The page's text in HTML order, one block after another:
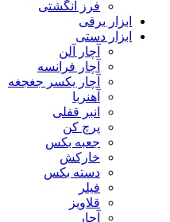
فرز انگشتی
ابزار برقی
ابزار دستی
آچار آلن
آچار فرانسه
آچار یکسر جغجغه
آهنربا
انبر قفلی
پرچ کن
جعبه بکس
خارکش
دسته بکس
فیلر
قلاویز
آچار